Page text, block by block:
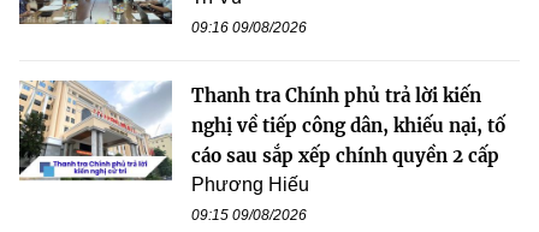
09:16 09/08/2026
Thanh tra Chính phủ trả lời kiến
nghị về tiếp công dân, khiếu nại, tố
cáo sau sắp xếp chính quyền 2 cấp
Phương Hiếu
09:15 09/08/2026